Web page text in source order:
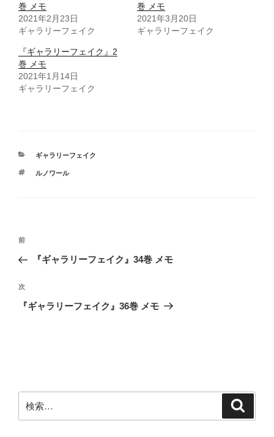
巻 メモ
2021年2月23日
ギャラリーフェイク
巻 メモ
2021年3月20日
ギャラリーフェイク
『ギャラリーフェイク』2
巻 メモ
2021年1月14日
ギャラリーフェイク
カ
ゴ
ギャラリーフェイク
タ
ルノワール
投
ナ
ビ
ゲ
前
の
稿
前
『ギャラリーフェイク』34巻 メモ
次
の
次
『ギャラリーフェイク』36巻 メモ
索: